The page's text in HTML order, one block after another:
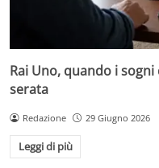
Rai Uno, quando i
serata
Redazione 29 Giugno 2026
Leggi di più